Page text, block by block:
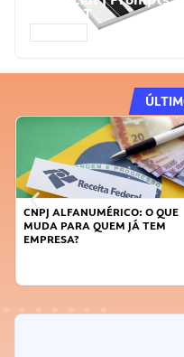
ChatGPT
CNPJ ALFANUMÉRICO: O QUE
MUDA PARA QUEM JÁ TEM
EMPRESA?